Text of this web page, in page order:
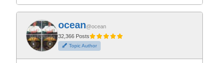
i
f
o
r
t
h
u
m
i
o
t
h
u
m
ocean@ocean
32,366 Posts
Topic Author